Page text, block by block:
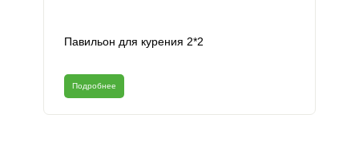
Павильон для курения 2*2
Подробнее